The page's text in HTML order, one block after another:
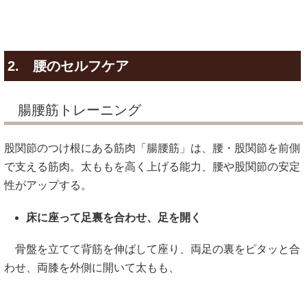
2. 腰のセルフケア
腸腰筋トレーニング
股関節のつけ根にある筋肉「腸腰筋」は、腰・股関節を前側
で支える筋肉。太ももを高く上げる能力、腰や股関節の安定
性がアップする。
床に座って足裏を合わせ、足を開く
骨盤を立てて背筋を伸ばして座り、両足の裏をピタッと合
わせ、両膝を外側に開いて太もも、